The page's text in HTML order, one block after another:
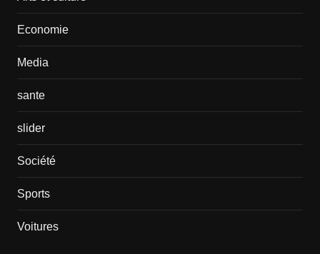
Economie
Media
sante
slider
Société
Sports
Voitures